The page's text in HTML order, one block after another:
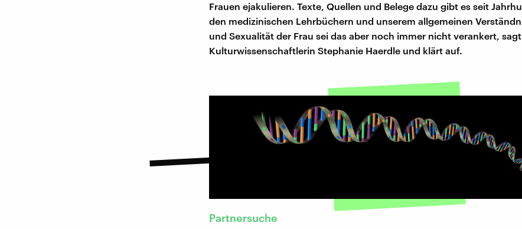
Frauen ejakulieren. Texte, Quellen und Belege dazu gibt es seit
den medizinischen Lehrbüchern und unserem allgemeinen
und Sexualität der Frau sei das aber noch immer nicht verankert,
Kulturwissenschaftlerin Stephanie Haerdle und klärt auf.
Partnersuche